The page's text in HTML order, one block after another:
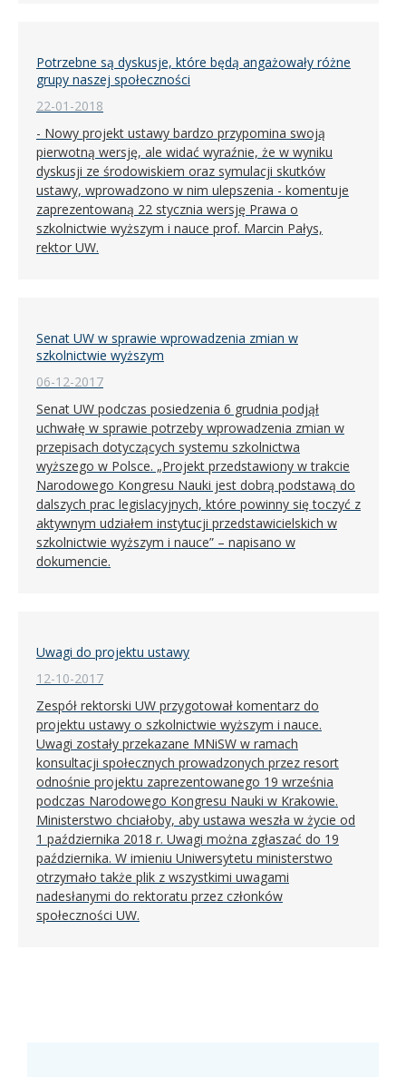
Potrzebne są dyskusje, które będą angażowały różne
grupy naszej społeczności
22-01-2018
- Nowy projekt ustawy bardzo przypomina swoją
pierwotną wersję, ale widać wyraźnie, że w wyniku
dyskusji ze środowiskiem oraz symulacji skutków
ustawy, wprowadzono w nim ulepszenia - komentuje
zaprezentowaną 22 stycznia wersję Prawa o
szkolnictwie wyższym i nauce prof. Marcin Pałys,
rektor UW.
Senat UW w sprawie wprowadzenia zmian w
szkolnictwie wyższym
06-12-2017
Senat UW podczas posiedzenia 6 grudnia podjął
uchwałę w sprawie potrzeby wprowadzenia zmian w
przepisach dotyczących systemu szkolnictwa
wyższego w Polsce. „Projekt przedstawiony w trakcie
Narodowego Kongresu Nauki jest dobrą podstawą do
dalszych prac legislacyjnych, które powinny się toczyć z
aktywnym udziałem instytucji przedstawicielskich w
szkolnictwie wyższym i nauce” – napisano w
dokumencie.
Uwagi do projektu ustawy
12-10-2017
Zespół rektorski UW przygotował komentarz do
projektu ustawy o szkolnictwie wyższym i nauce.
Uwagi zostały przekazane MNiSW w ramach
konsultacji społecznych prowadzonych przez resort
odnośnie projektu zaprezentowanego 19 września
podczas Narodowego Kongresu Nauki w Krakowie.
Ministerstwo chciałoby, aby ustawa weszła w życie od
1 października 2018 r. Uwagi można zgłaszać do 19
października. W imieniu Uniwersytetu ministerstwo
otrzymało także plik z wszystkimi uwagami
nadesłanymi do rektoratu przez członków
społeczności UW.